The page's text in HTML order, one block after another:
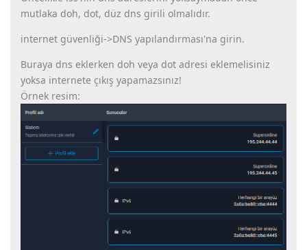
mutlaka doh, dot, düz dns girili olmalıdır.
internet güvenliği->DNS yapılandırması'na girin.
Buraya dns eklerken doh veya dot adresi eklemelisiniz
yoksa internete çıkış yapamazsınız!
Örnek resim: